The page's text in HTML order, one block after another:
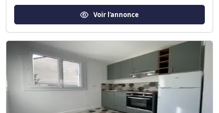
Voir l'annonce